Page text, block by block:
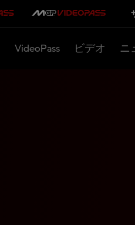
VideoPass ビデオ ニ